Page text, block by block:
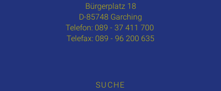
Bürgerplatz 18
D-85748 Garching
Telefon: 089 - 37 411 700
Telefax: 089 - 96 200 635
SUCHE